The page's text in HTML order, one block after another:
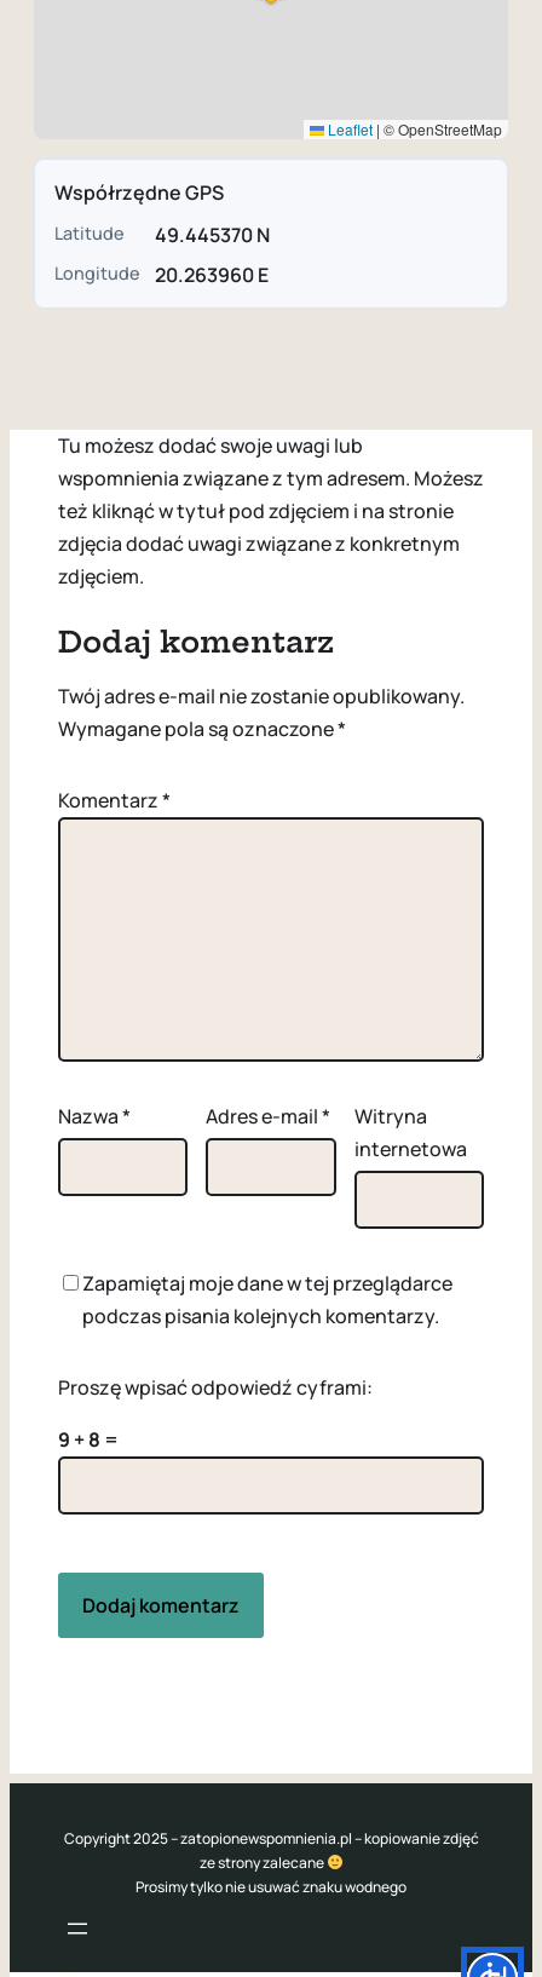
Leaflet | © OpenStreetMap
Współrzędne GPS
Latitude 49.445370 N
Longitude 20.263960 E
Tu możesz dodać swoje uwagi lub
wspomnienia związane z tym adresem. Możesz
też kliknąć w tytuł pod zdjęciem i na stronie
zdjęcia dodać uwagi związane z konkretnym
zdjęciem.
Dodaj komentarz
Twój adres e-mail nie zostanie opublikowany.
Wymagane pola są oznaczone*
Komentarz*
Nazwa* Adres e-mail*
Witryna
internetowa
Zapamiętaj moje dane w tej przeglądarce
podczas pisania kolejnych komentarzy.
Proszę wpisać odpowiedź cyframi:
9 + 8 =
Copyright 2025 – zatopionewspomnienia.pl – kopiowanie zdjęć
ze strony zalecane
Prosimy tylko nie usuwać znaku wodnego